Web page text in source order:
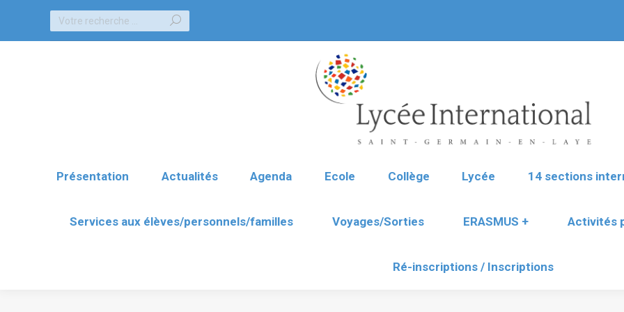
Recherche
:
Présentation Actualités Agenda Ecole Collège Lycée 14 sections
Services aux élèves/personnels/familles Voyages/Sorties ERASMUS + Activités
Ré-inscriptions / Inscriptions
Présentation Actualités
Voyages/Sorties
Ré-inscriptions / Inscriptions